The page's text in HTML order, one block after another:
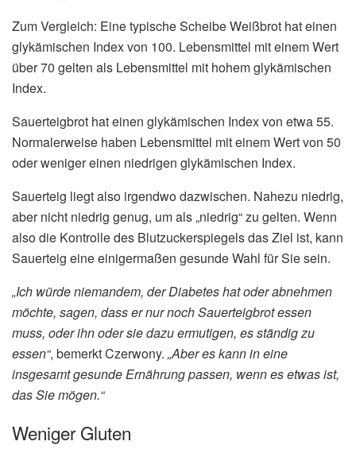
Zum Vergleich: Eine typische Scheibe Weißbrot hat einen
glykämischen Index von 100. Lebensmittel mit einem Wert
über 70 gelten als Lebensmittel mit hohem glykämischen
Index.
Sauerteigbrot hat einen glykämischen Index von etwa 55.
Normalerweise haben Lebensmittel mit einem Wert von 50
oder weniger einen niedrigen glykämischen Index.
Sauerteig liegt also irgendwo dazwischen. Nahezu niedrig,
aber nicht niedrig genug, um als „niedrig“ zu gelten. Wenn
also die Kontrolle des Blutzuckerspiegels das Ziel ist, kann
Sauerteig eine einigermaßen gesunde Wahl für Sie sein.
„Ich würde niemandem, der Diabetes hat oder abnehmen
möchte, sagen, dass er nur noch Sauerteigbrot essen
muss, oder ihn oder sie dazu ermutigen, es ständig zu
essen“, bemerkt Czerwony. „Aber es kann in eine
insgesamt gesunde Ernährung passen, wenn es etwas ist,
das Sie mögen.“
Weniger Gluten